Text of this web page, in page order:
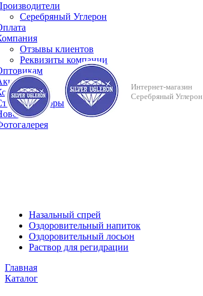
Серебряный Углерон
Отзывы клиентов
Реквизиты компании
и обзоры
Интернет-магазин
Серебряный Углерон
Назальный спрей
Оздоровительный напиток
Оздоровительный лосьон
Раствор для регидрации
Главная
Каталог